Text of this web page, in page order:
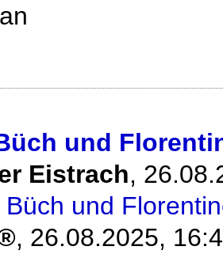
und
Eistrach,
Büch und
, 26.08.2025,